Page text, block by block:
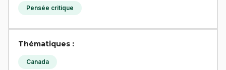
Pensée critique
Thématiques :
Canada